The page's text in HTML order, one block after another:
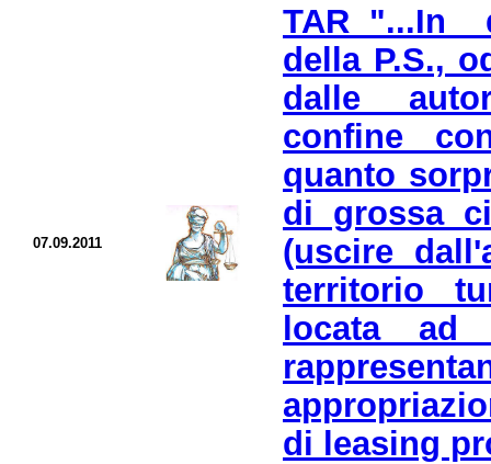
07.09.2011
TAR "...In
della P.S.,
dalle
confine
quanto
di grossa
(uscire
territorio
locata
di leasing